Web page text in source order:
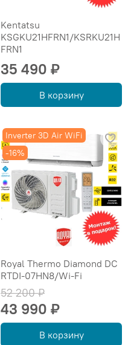
Kentatsu
KSGKU21HFRN1/KSRKU21H
FRN1
35 490 ₽
В корзину
Inverter 3D Air WiFi
-16%
Royal Thermo Diamond DC
RTDI-07HN8/Wi-Fi
52 200 ₽
43 990 ₽
В корзину